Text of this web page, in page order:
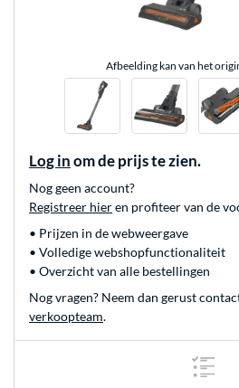
Afbeelding kan van het
Log in om de prijs te zien.
Nog geen account?
Registreer hieren profiteer van de
• Prijzen in de webweergave
• Volledige webshopfunctionaliteit
• Overzicht van alle bestellingen
Nog vragen? Neem dan gerust
verkoopteam.